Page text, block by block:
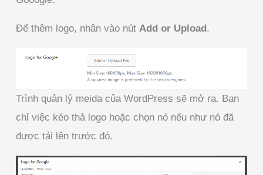
Để thêm logo, nhân vào nút Add or Upload.
Trình quản lý meida của WordPress sẽ mở ra. Bạn
chỉ việc kéo thả logo hoặc chọn nó nếu như nó đã
được tải lên trước đó.